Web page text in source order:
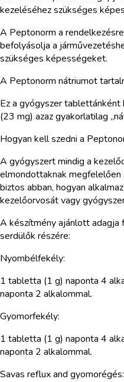
kezeléséhez szükséges
A Peptonorm a
befolyásolja a
szükséges képességeket.
A Peptonorm nátriumot
Ez a gyógyszer
(23 mg) azaz gyakorlatilag
Hogyan kell szedni a
A gyógyszert mindig a
elmondottaknak megfelelően
biztos abban, hogyan
kezelőorvosát vagy
A készítmény ajánlott
serdülők részére:
Nyombélfekély:
1 tabletta (1 g) naponta 4
naponta 2 alkalommal.
Gyomorfekély:
1 tabletta (1 g) naponta 4
naponta 2 alkalommal.
Savas reflux and gyomorégés: